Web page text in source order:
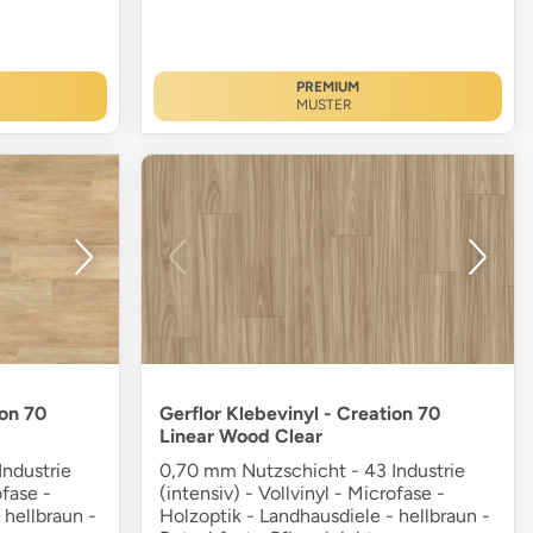
PREMIUM
MUSTER
70
-
-
Gerflor Klebevinyl - Creation 70
Linear Wood Clear
0,70 mm Nutzschicht - 43 Industrie
(intensiv) - Vollvinyl - Microfase -
Holzoptik - Landhausdiele - hellbraun -